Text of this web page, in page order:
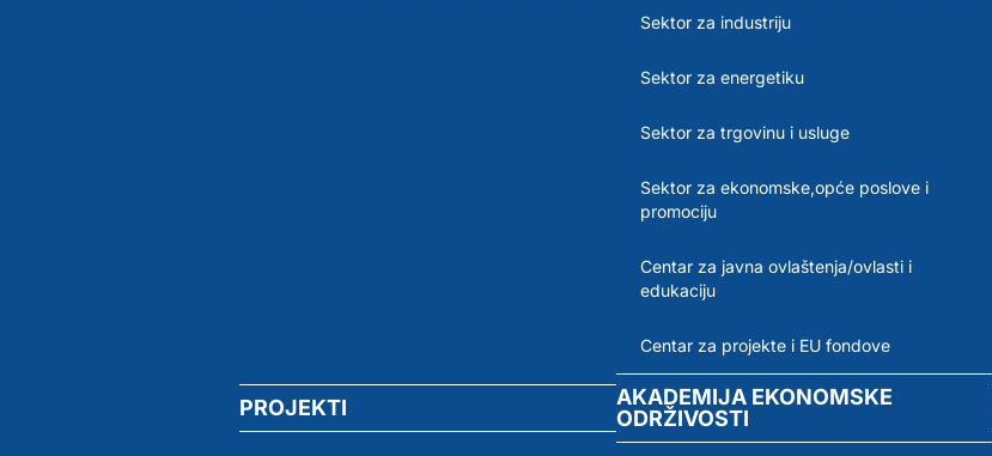
Sektor za industriju
Sektor za energetiku
Sektor za trgovinu i usluge
Sektor za ekonomske,opće poslove i
promociju
Centar za javna ovlaštenja/ovlasti i
edukaciju
Centar za projekte i EU fondove
PROJEKTI
AKADEMIJA EKONOMSKE
ODRŽIVOSTI